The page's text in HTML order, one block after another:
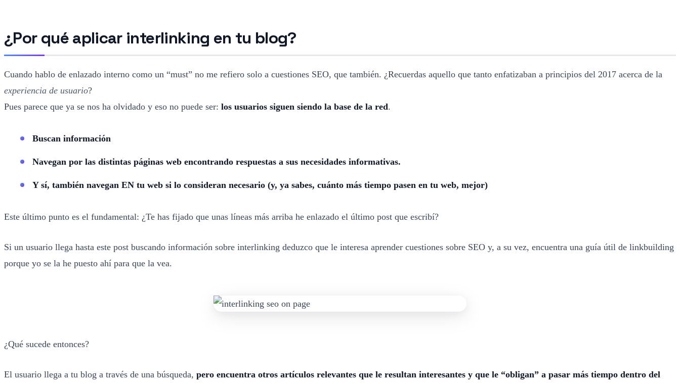
¿Por qué aplicar interlinking en tu blog?
Cuando hablo de enlazado interno como un “must” no me refiero solo a cuestiones SEO, que también. ¿Recuerdas aquello que tanto enfatizaban a principios del 2017 acerca de la
experiencia de usuario?
Pues parece que ya se nos ha olvidado y eso no puede ser: los usuarios siguen siendo la base de la red.
Buscan información
Navegan por las distintas páginas web encontrando respuestas a sus necesidades informativas.
Y sí, también navegan EN tu web si lo consideran necesario (y, ya sabes, cuánto más tiempo pasen en tu web, mejor)
Este último punto es el fundamental: ¿Te has fijado que unas líneas más arriba he enlazado el último post que escribí?
Si un usuario llega hasta este post buscando información sobre interlinking deduzco que le interesa aprender cuestiones sobre SEO y, a su vez, encuentra una guía útil de linkbuilding
porque yo se la he puesto ahí para que la vea.
¿Qué sucede entonces?
El usuario llega a tu blog a través de una búsqueda, pero encuentra otros artículos relevantes que le resultan interesantes y que le “obligan” a pasar más tiempo dentro del